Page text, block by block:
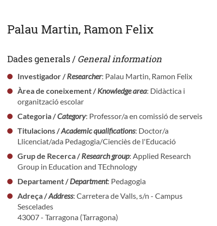
Palau Martin, Ramon Felix
Dades generals / General information
Investigador /Researcher: Palau Martin, Ramon Felix
Àrea de coneixement /Knowledge area: Didàctica i
organització escolar
Categoria /Category: Professor/a en comissió de serveis
Titulacions /Academic qualifications: Doctor/a
Llicenciat/ada Pedagogia/Cienciès de l'Educació
Grup de Recerca /Research group: Applied Research
Group in Education and TEchnology
Departament /Department: Pedagogia
Adreça /Address: Carretera de Valls, s/n - Campus
Sescelades
43007 - Tarragona (Tarragona)